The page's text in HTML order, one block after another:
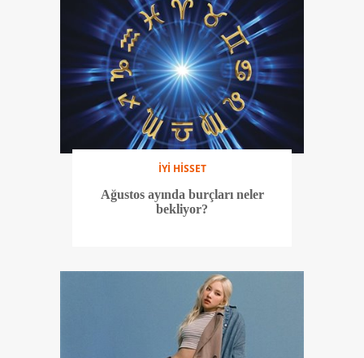
İYİ HİSSET
Ağustos ayında burçları neler
bekliyor?